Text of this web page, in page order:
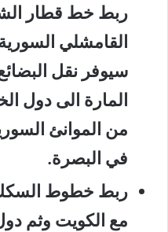
ربط خط قطار
القامشلي السورية
سيوفر نقل
المارة الى دول
من الموانئ
في البصرة.
ربط خطوط السكك
مع الكويت وثم